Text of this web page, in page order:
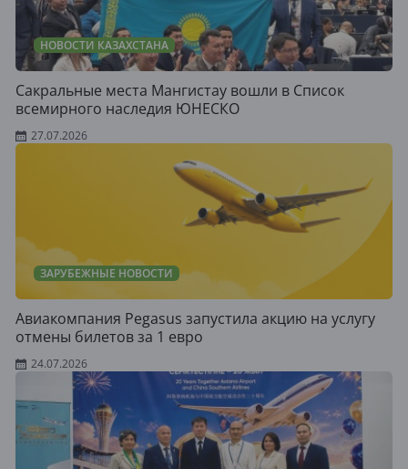
НОВОСТИ КАЗАХСТАНА
Сакральные места Мангистау вошли в Список
всемирного наследия ЮНЕСКО
27.07.2026
ЗАРУБЕЖНЫЕ НОВОСТИ
Авиакомпания Pegasus запустила акцию на услугу
отмены билетов за 1 евро
24.07.2026